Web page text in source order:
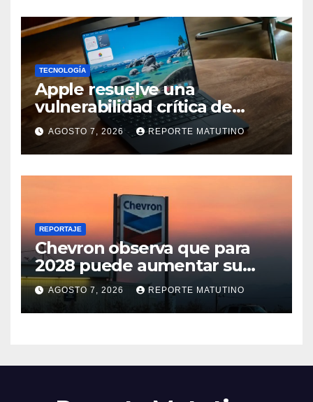
TECNOLOGÍA
Apple resuelve una
vulnerabilidad crítica de
macOS: actualiza tu Mac
ahora
AGOSTO 7, 2026 REPORTE MATUTINO
REPORTAJE
Chevron observa que para
2028 puede aumentar su
producción en Venezuela y
extraer alrededor de 420.000
barriles diarios
AGOSTO 7, 2026 REPORTE MATUTINO